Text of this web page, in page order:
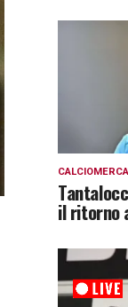
il ritorno